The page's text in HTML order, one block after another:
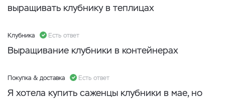
выращивать клубнику в теплицах
Клубника Есть ответ
Выращивание клубники в контейнерах
Покупка & доставка Есть ответ
Я хотела купить саженцы клубники в мае, но